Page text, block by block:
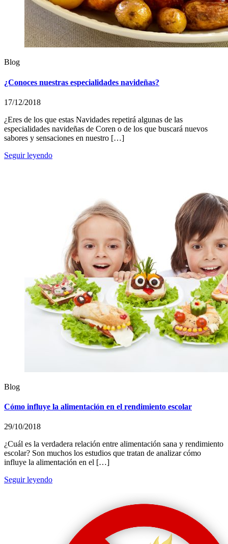
Blog
¿Conoces nuestras especialidades navideñas?
17/12/2018
¿Eres de los que estas Navidades repetirá algunas de las
especialidades navideñas de Coren o de los que buscará nuevos
sabores y sensaciones en nuestro […]
Seguir leyendo
Blog
Cómo influye la alimentación en el rendimiento escolar
29/10/2018
¿Cuál es la verdadera relación entre alimentación sana y rendimiento
escolar? Son muchos los estudios que tratan de analizar cómo
influye la alimentación en el […]
Seguir leyendo